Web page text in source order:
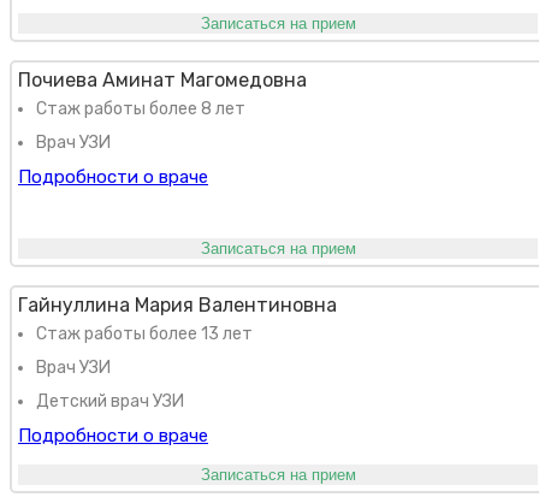
Записаться на прием
Почиева Аминат Магомедовна
Стаж работы более 8 лет
Врач УЗИ
Подробности о враче
Записаться на прием
Гайнуллина Мария Валентиновна
Стаж работы более 13 лет
Врач УЗИ
Детский врач УЗИ
Подробности о враче
Записаться на прием